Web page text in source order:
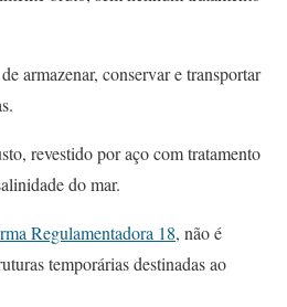
armazenar, conservar e transportar
revestido por aço com tratamento
do mar.
Regulamentadora 18, não é
temporárias destinadas ao